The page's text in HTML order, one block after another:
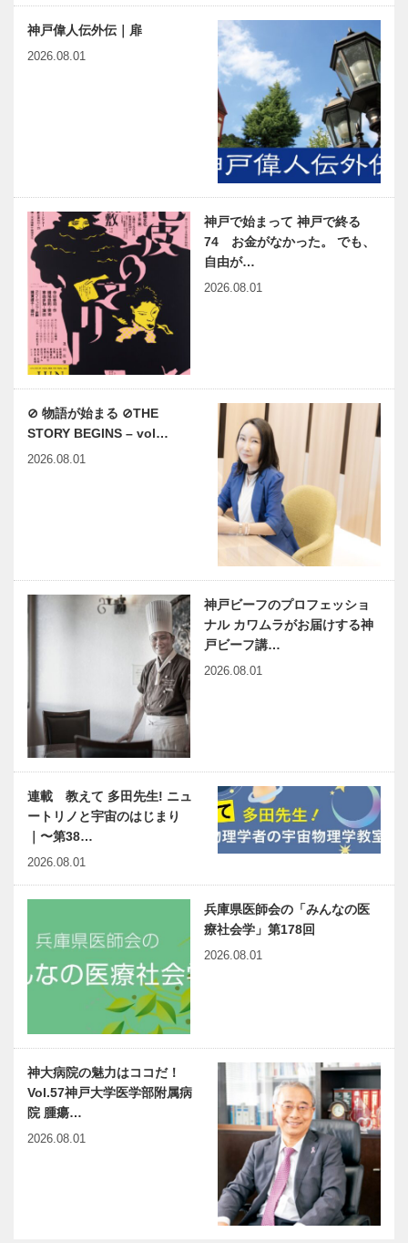
神戸偉人伝外伝｜扉
2026.08.01
神戸で始まって 神戸で終る
74 お金がなかった。 でも、
自由が…
2026.08.01
⊘ 物語が始まる ⊘THE
STORY BEGINS – vol…
2026.08.01
神戸ビーフのプロフェッショ
ナル カワムラがお届けする神
戸ビーフ講…
2026.08.01
連載 教えて 多田先生! ニュ
ートリノと宇宙のはじまり
｜〜第38…
2026.08.01
兵庫県医師会の「みんなの医
療社会学」第178回
2026.08.01
神大病院の魅力はココだ！
Vol.57神戸大学医学部附属病
院 腫瘍…
2026.08.01